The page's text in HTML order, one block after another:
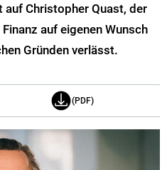
Christopher Quast, der
auf eigenen Wunsch
Gründen verlässt.
(PDF)